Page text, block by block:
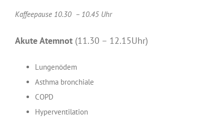
Kaffeepause 10.30 – 10.45 Uhr
Akute Atemnot (11.30 – 12.15Uhr)
Lungenödem
Asthma bronchiale
COPD
Hyperventilation